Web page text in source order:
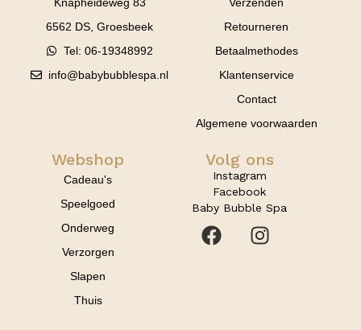
6562 DS, Groesbeek
Tel: 06-19348992
info@babybubblespa.nl
Retourneren
Betaalmethodes
Klantenservice
Contact
Algemene voorwaarden
Webshop
Cadeau's
Speelgoed
Onderweg
Verzorgen
Slapen
Thuis
Volg ons
Instagram
Facebook
Baby Bubble Spa